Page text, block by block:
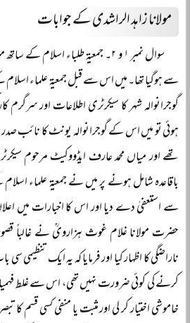
مولانا زاہد الراشدی کے جوابات
سوال نمبر ۱ و ۲۔ جمعیۃ طلباء
گوجرانوالہ شہر کا سیکرٹری اطلاعات اور سرگرم
ہوئی تو میں اس کے گوجرانوالہ یونٹ کا نائب صدر
تھے اور میاں محمد عارف ایڈووکیٹ مرحوم
باقاعدہ شامل ہونے پر میں نے جمعیۃ علماء
سے استعفیٰ دے دیا اور اس کا اخبارات میں
حضرت مولانا غلام غوث ہزارویؒ نے غالباً
ناراضگی کا اظہار کیا اور فرمایا کہ یہ ایک تنظیمی
کرنے کی کوئی ضرورت نہیں تھی، اس سے غلط
خاموشی اختیار کر لی اور مثبت یا منفی کسی قسم کا